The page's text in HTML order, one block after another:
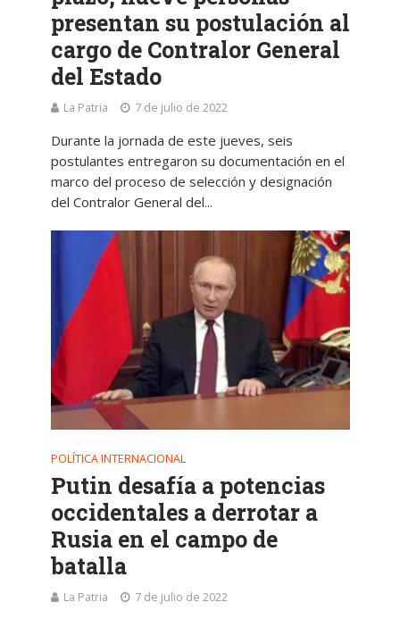
presentan su postulación al
cargo de Contralor General
del Estado
La Patria 7 de julio de 2022
Durante la jornada de este jueves, seis
postulantes entregaron su documentación en el
marco del proceso de selección y designación
del Contralor General del...
POLÍTICA INTERNACIONAL
Putin desafía a potencias
occidentales a derrotar a
Rusia en el campo de
batalla
La Patria 7 de julio de 2022